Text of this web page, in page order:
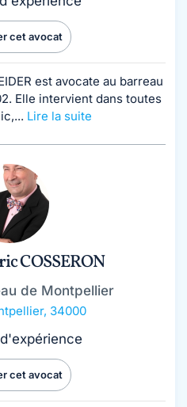
cet avocat
est avocate au barreau
Elle intervient dans toutes
Lire la suite
COSSERON
de Montpellier
34000
cet avocat